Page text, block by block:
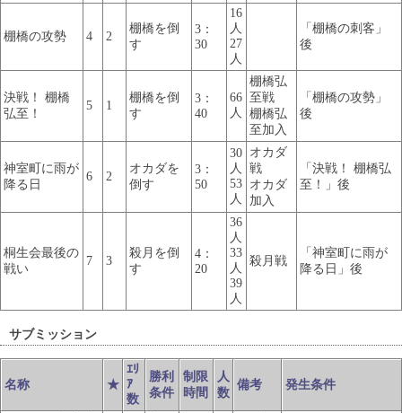
棚橋の攻勢 4 2
棚橋を倒
す
3：
30
16
人
27
人
「棚橋の刺客」
後
決戦！ 棚橋
弘至！
5 1
棚橋を倒
す
3：
40
66
人
棚橋弘
至戦
棚橋弘
至加入
「棚橋の攻勢」
後
神室町に雨が
降る日
6 2
オカダを
倒す
3：
50
30
人
53
人
オカダ
戦
オカダ
加入
「決戦！ 棚橋弘
至！」後
桐生会最後の
戦い
7 3
殺月を倒
す
4：
20
36
人
33
人
39
人
殺月戦
「神室町に雨が
降る日」後
サブミッション
名称 ★
ｴﾘ
ｱ
数
勝利
条件
制限
時間
人
数
備考 発生条件